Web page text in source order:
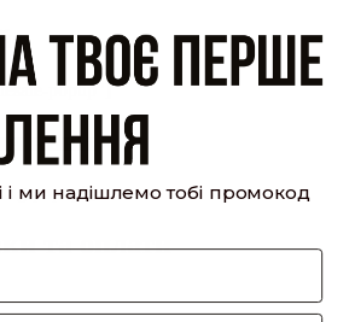
popup"]
кави
popup"]
та оплати
і ми надішлемо тобі промокод